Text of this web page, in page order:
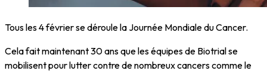
Tous les 4 février se déroule la Journée Mondiale du Cancer.
Cela fait maintenant 30 ans que les équipes de Biotrial se
mobilisent pour lutter contre de nombreux cancers comme le